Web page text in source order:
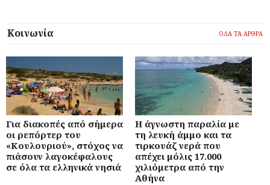
Κοινωνία ΟΛΑ ΤΑ ΑΡΘΡΑ
Για διακοπές από σήμερα
οι ρεπόρτερ του
«Κουλουριού», στόχος να
πιάσουν λαγοκέφαλους
σε όλα τα ελληνικά νησιά
Η άγνωστη παραλία με
τη λευκή άμμο και τα
τιρκουάζ νερά που
απέχει μόλις 17.000
χιλιόμετρα από την
Αθήνα